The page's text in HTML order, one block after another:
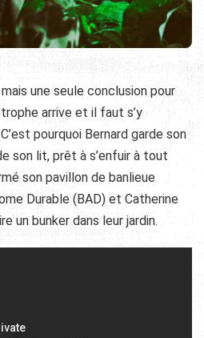
une seule conclusion pour
arrive et il faut s’y
pourquoi Bernard garde son
son lit, prêt à s’enfuir à tout
son pavillon de banlieue
Durable (BAD) et Catherine
un bunker dans leur jardin.